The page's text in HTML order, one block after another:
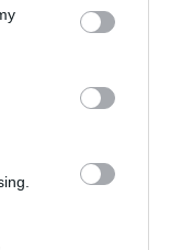
kilos
2013 - 10 h 20 min
ils ne
des pesticides,